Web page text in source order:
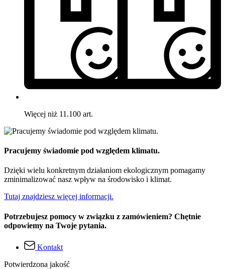
Więcej niż 11.100 art.
Pracujemy świadomie pod względem klimatu.
Dzięki wielu konkretnym działaniom ekologicznym pomagamy
zminimalizować nasz wpływ na środowisko i klimat.
Tutaj znajdziesz więcej informacji.
Potrzebujesz pomocy w związku z zamówieniem? Chętnie
odpowiemy na Twoje pytania.
Kontakt
Potwierdzona jakość